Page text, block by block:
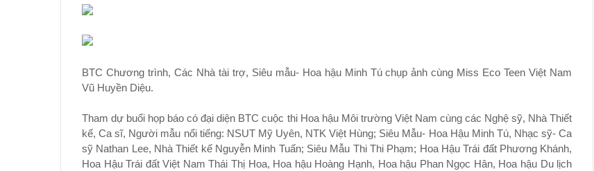
BTC Chương trình, Các Nhà tài trợ, Siêu mẫu- Hoa hậu Minh Tú chụp ảnh cùng Miss Eco Teen Việt Nam
Vũ Huyền Diệu.
Tham dự buổi họp báo có đại diện BTC cuộc thi Hoa hậu Môi trường Việt Nam cùng các Nghệ sỹ, Nhà Thiết
kế, Ca sĩ, Người mẫu nổi tiếng: NSUT Mỹ Uyên, NTK Việt Hùng; Siêu Mẫu- Hoa Hậu Minh Tú, Nhạc sỹ- Ca
sỹ Nathan Lee, Nhà Thiết kế Nguyễn Minh Tuấn; Siêu Mẫu Thi Thi Phạm; Hoa Hậu Trái đất Phương Khánh,
Hoa Hậu Trái đất Việt Nam Thái Thị Hoa, Hoa hậu Hoàng Hạnh, Hoa hậu Phan Ngọc Hân, Hoa hậu Du lịch